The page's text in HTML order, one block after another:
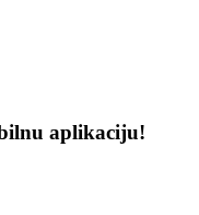
aplikaciju!